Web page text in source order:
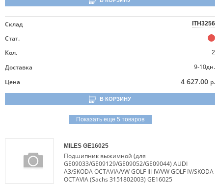
Склад ITH3256
Стат.
Кол.
2
Доставка
9-10дн.
Цена
4 627.00 р.
В КОРЗИНУ
Показать еще 5 товаров
MILES GE16025
Подшипник выжимной (для
GE09033/GE09129/GE09052/GE09044) AUDI
A3/SKODA OCTAVIA/VW GOLF III-IV/VW GOLF IV/SKODA
OCTAVIA (Sachs 3151802003) GE16025